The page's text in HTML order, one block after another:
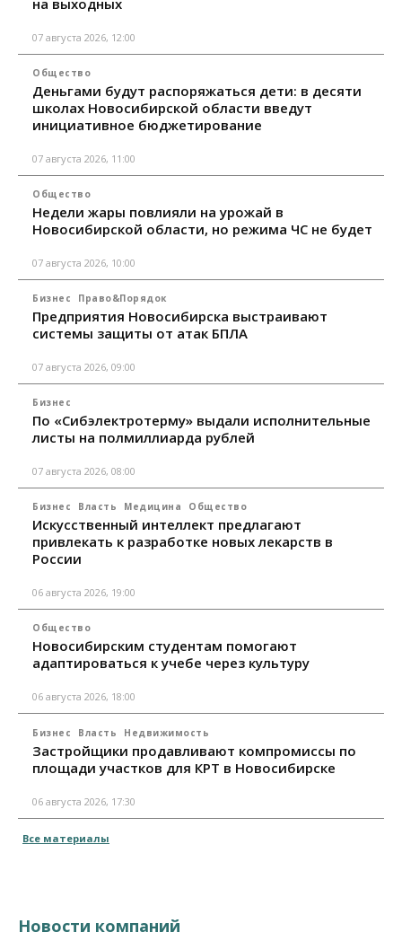
на выходных
07 августа 2026, 12:00
Общество
Деньгами будут распоряжаться дети: в десяти
школах Новосибирской области введут
инициативное бюджетирование
07 августа 2026, 11:00
Общество
Недели жары повлияли на урожай в
Новосибирской области, но режима ЧС не будет
07 августа 2026, 10:00
Бизнес Право&Порядок
Предприятия Новосибирска выстраивают
системы защиты от атак БПЛА
07 августа 2026, 09:00
Бизнес
По «Сибэлектротерму» выдали исполнительные
листы на полмиллиарда рублей
07 августа 2026, 08:00
Бизнес Власть Медицина Общество
Искусственный интеллект предлагают
привлекать к разработке новых лекарств в
России
06 августа 2026, 19:00
Общество
Новосибирским студентам помогают
адаптироваться к учебе через культуру
06 августа 2026, 18:00
Бизнес Власть Недвижимость
Застройщики продавливают компромиссы по
площади участков для КРТ в Новосибирске
06 августа 2026, 17:30
Все материалы
Новости компаний